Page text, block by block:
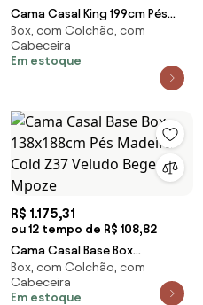
Cama Casal King 199cm Pés
Metálicos Elisa S05 Linho Bege -
Mpozenato
Box, com Colchão, com
Cabeceira
Em estoque
R$ 1.175,31
ou 12 tempo de R$ 108,82
Cama Casal Base Box
138x188cm Pés Madeira Cold
Z37 Veludo Bege - Mpoze
Box, com Colchão, com
Cabeceira
Em estoque